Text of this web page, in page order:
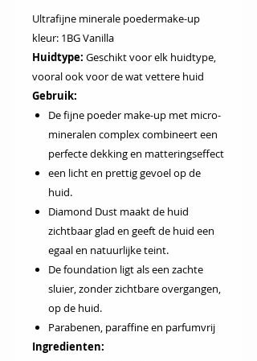
Ultrafijne minerale poedermake-up
kleur: 1BG Vanilla
Huidtype: Geschikt voor elk huidtype,
vooral ook voor de wat vettere huid
Gebruik:
De fijne poeder make-up met micro-
mineralen complex combineert een
perfecte dekking en matteringseffect
een licht en prettig gevoel op de
huid.
Diamond Dust maakt de huid
zichtbaar glad en geeft de huid een
egaal en natuurlijke teint.
De foundation ligt als een zachte
sluier, zonder zichtbare overgangen,
op de huid.
Parabenen, paraffine en parfumvrij
Ingredienten: